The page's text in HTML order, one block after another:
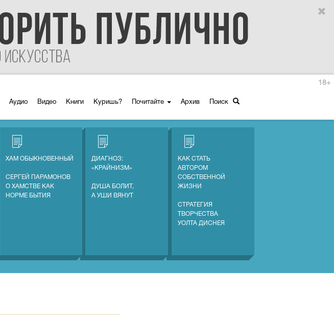
Аудио Видео Книги Куришь? Почитайте Архив Поиск
18+
ХАМ ОБЫКНОВЕННЫЙ
СЕРГЕЙ ПАРАМОНОВ
О ХАМСТВЕ КАК
НОРМЕ БЫТИЯ
ДИАГНОЗ:
«КРАЙНИЗМ»
ДУША БОЛИТ,
А УШИ ВЯНУТ
КАК СТАТЬ
АВТОРОМ
СОБСТВЕННОЙ
ЖИЗНИ
СТРАТЕГИЯ
ТВОРЧЕСТВА
УОЛТА ДИСНЕЯ